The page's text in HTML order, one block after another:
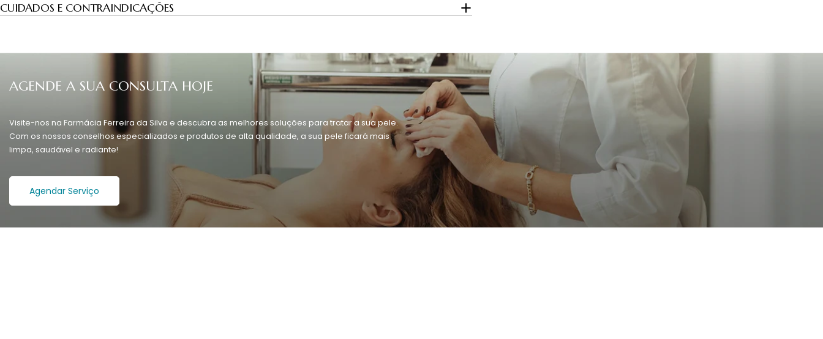
CUIDADOS E CONTRAINDICAÇÕES
AGENDE A SUA CONSULTA HOJE
Visite-nos na Farmácia Ferreira da Silva e descubra as melhores soluções para tratar a sua pele.
Com os nossos conselhos especializados e produtos de alta qualidade, a sua pele ficará mais
limpa, saudável e radiante!
Agendar Serviço